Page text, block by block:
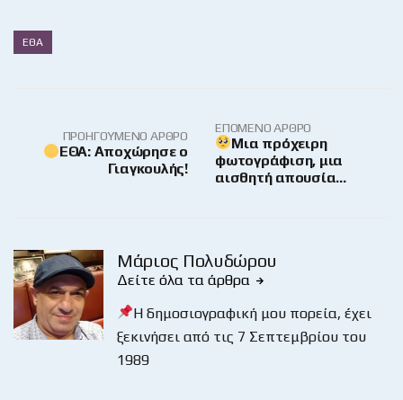
ΕΘΑ
ΠΡΟΗΓΟΎΜΕΝΟ ΆΡΘΡΟ
ΕΘΑ: Αποχώρησε ο
Γιαγκουλής!
ΕΠΌΜΕΝΟ ΆΡΘΡΟ
Μια πρόχειρη
φωτογράφιση, μια
αισθητή απουσία…
Μάριος Πολυδώρου
Δείτε όλα τα άρθρα
Η δημοσιογραφική μου πορεία, έχει
ξεκινήσει από τις 7 Σεπτεμβρίου του
1989